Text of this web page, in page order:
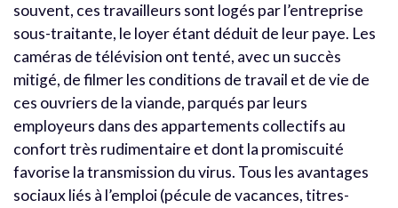
souvent, ces travailleurs sont logés par l’entreprise
sous-traitante, le loyer étant déduit de leur paye. Les
caméras de télévision ont tenté, avec un succès
mitigé, de filmer les conditions de travail et de vie de
ces ouvriers de la viande, parqués par leurs
employeurs dans des appartements collectifs au
confort très rudimentaire et dont la promiscuité
favorise la transmission du virus. Tous les avantages
sociaux liés à l’emploi (pécule de vacances, titres-